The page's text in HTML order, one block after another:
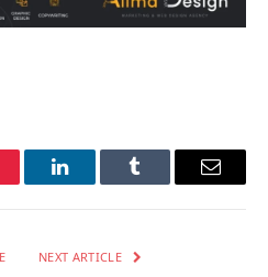
LinkedInTumblr Email
NEXT ARTICLE